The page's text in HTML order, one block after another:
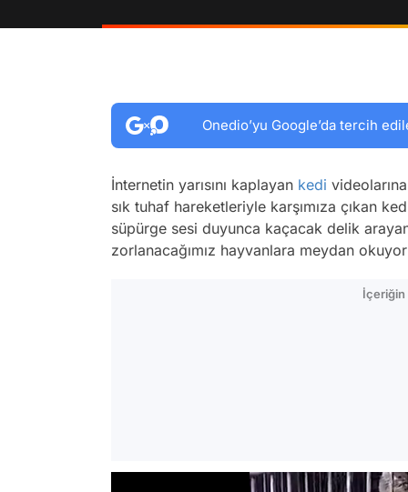
Onedio’yu Google’da tercih
İnternetin yarısını kaplayan kedi
sık tuhaf hareketleriyle karşımıza çıkan
süpürge sesi duyunca kaçacak delik
zorlanacağımız hayvanlara meydan
İçeriğin